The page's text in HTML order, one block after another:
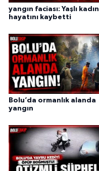
yangın faciası: Yaşlı kadın
hayatını kaybetti
Bolu’da ormanlık alanda
yangın